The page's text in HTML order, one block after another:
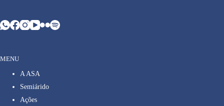
MENU
A ASA
Semiárido
Ações